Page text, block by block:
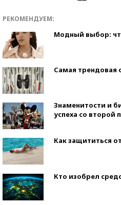
РЕКОМЕНДУЕМ:
Модный выбор:
Самая трендовая
Знаменитости и
успеха со второй
Как защититься
Кто изобрел